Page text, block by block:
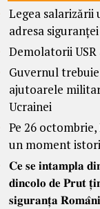
Legea salarizării
adresa
Demolatorii USR
Guvernul
ajutoarele
Ucrainei
Pe 26
un moment
𝐂𝐞 𝐬𝐞 𝐢𝐧𝐭𝐚𝐦𝐩𝐥𝐚
𝐝𝐢𝐧𝐜𝐨𝐥𝐨 𝐝𝐞 𝐏𝐫𝐮𝐭
𝐬𝐢𝐠𝐮𝐫𝐚𝐧𝐭̦𝐚